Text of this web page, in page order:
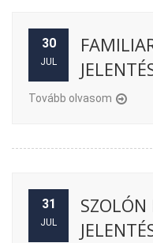
30
JUL
Tovább olvasom
31
JUL